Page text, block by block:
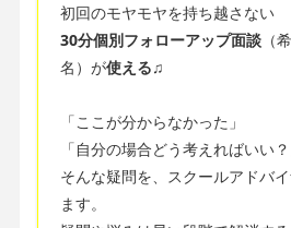
初回のモヤモヤを持ち越さない
30分個別フォローアップ面談 （
名）が使える♫
「ここが分からなかった」
「自分の場合どう考えればいい？
そんな疑問を、スクールアドバ
ます。